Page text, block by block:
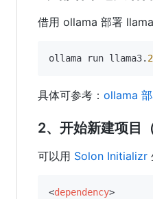
借用 ollama 部署
ollama run llama3. 2
具体可参考： ollama
2、开始新建项目
可以用 Solon Initializr
<dependency>